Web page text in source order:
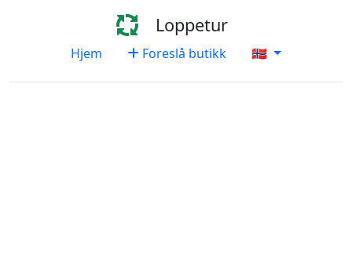
Loppetur
Hjem Foreslå butikk 🇳🇴